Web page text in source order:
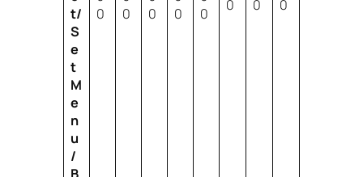
t/
S
e
t
M
e
n
u
/
0
0
0
0
0
0
0
0